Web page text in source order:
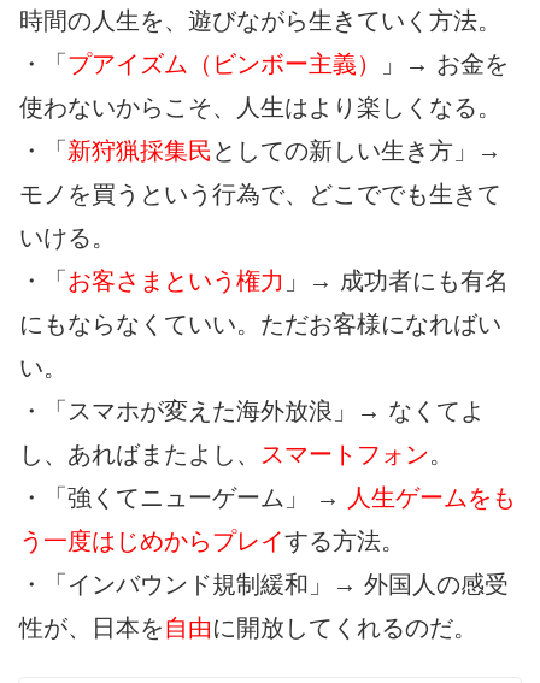
時間の人生を、遊びながら生きていく方法。
・「 プアイズム（ビンボー主義）
」→ お金を
使わないからこそ、人生はより楽しくなる。
・「 新狩猟採集民 としての新しい生き方」→
モノを買うという行為で、どこででも生きて
いける。
・「 お客さまという権力 」→ 成功者にも有名
にもならなくていい。ただお客様になればい
い。
・「スマホが変えた海外放浪」→ なくてよ
し、あればまたよし、
スマートフォン。
・「強くてニューゲーム」 →
人生ゲームをも
う一度はじめからプレイする方法。
・「インバウンド規制緩和」→ 外国人の感受
性が、日本を自由に開放してくれるのだ。